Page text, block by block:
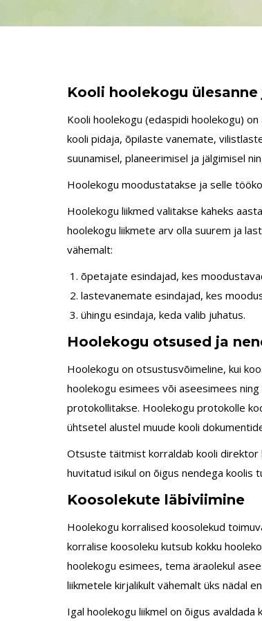
Kooli hoolekogu
Kooli hoolekogu (edaspidi hoolekogu)
kooli pidaja, õpilaste vanemate,
suunamisel, planeerimisel ja jälgimisel
Hoolekogu moodustatakse ja selle
Hoolekogu liikmed valitakse kaheks
hoolekogu liikmete arv olla suurem ja
vähemalt:
õpetajate esindajad, kes
lastevanemate esindajad, kes
ühingu esindaja, keda valib juhatus.
Hoolekogu otsused ja
Hoolekogu on otsustusvõimeline, kui
hoolekogu esimees või aseesimees
protokollitakse. Hoolekogu protokolle
ühtsetel alustel muude kooli
Otsuste täitmist korraldab kooli direktor
huvitatud isikul on õigus nendega koolis
Koosolekute läbiviimine
Hoolekogu korralised koosolekud
korralise koosoleku kutsub kokku
hoolekogu esimees, tema äraolekul
liikmetele kirjalikult vähemalt üks nädal
Igal hoolekogu liikmel on õigus